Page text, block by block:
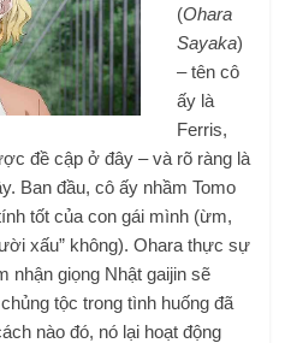
(Ohara
Sayaka)
– tên cô
ấy là
Ferris,
đề cập ở đây – và rõ ràng là
Ban đầu, cô ấy nhầm Tomo
tốt của con gái mình (ừm,
xấu” không). Ohara thực sự
nhận giọng Nhật gaijin sẽ
tộc trong tình huống đã
nào đó, nó lại hoạt động